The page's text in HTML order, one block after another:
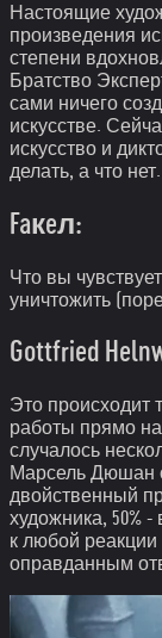
Настоящие
произведения
степени
Братство
сами ничего
искусстве.
искусство и
делать, а что нет.
Faкeл:
Что вы
уничтожить
Gottfried
Это происходит
работы прямо
случалось
Марсель Дюшан
двойственный
художника, 50%
к любой
оправданным